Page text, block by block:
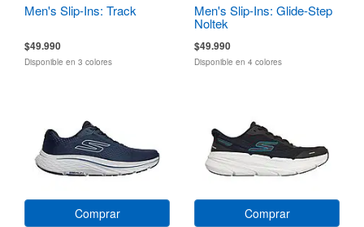
Men's Slip-Ins: Track
$49.990
Disponible en 3 colores
Men's Slip-Ins: Glide-Step
Noltek
$49.990
Disponible en 4 colores
Comprar Comprar